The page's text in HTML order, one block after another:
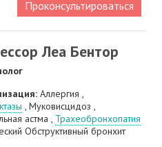
Проконсультироваться
Леа Бентор
Аллергия ,
, Муковисцидоз ,
астма , Трахеобронхопатия
Обструктивный бронхит